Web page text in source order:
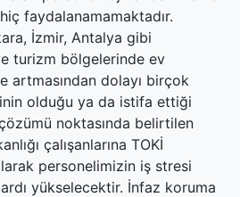
faydalanamamaktadır.
İzmir, Antalya gibi
turizm bölgelerinde ev
artmasından dolayı birçok
olduğu ya da istifa ettiği
noktasında belirtilen
çalışanlarına TOKİ
personelimizin iş stresi
yükselecektir. İnfaz koruma